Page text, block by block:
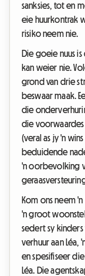
sanksies, tot en
eie huurkontrak
risiko neem nie.
Die goeie nuus
kan weier nie.
grond van drie
beswaar maak.
die
die
(veral as jy 'n
beduidende
'n oorbevolking
Kom ons neem
'n groot
sedert sy
verhuur aan Léa,
en spesifiseer
Léa. Die